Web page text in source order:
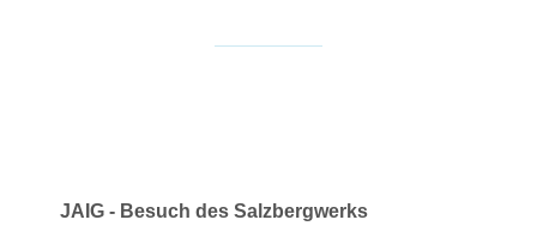
JAIG - Besuch des Salzbergwerks